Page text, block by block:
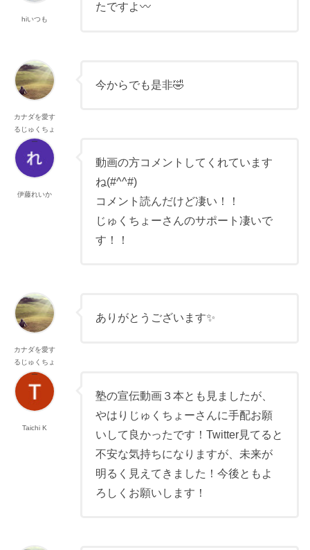
hiいつも
たですよ〰
カナダを愛す
るじゅくちょ
ー
今からでも是非🤣
伊藤れいか
動画の方コメントしてくれています
ね(#^^#)
コメント読んだけど凄い！！
じゅくちょーさんのサポート凄いで
す！！
カナダを愛す
るじゅくちょ
ー
ありがとうございます✨
Taichi K
塾の宣伝動画３本とも見ましたが、
やはりじゅくちょーさんに手配お願
いして良かったです！Twitter見てると
不安な気持ちになりますが、未来が
明るく見えてきました！今後ともよ
ろしくお願いします！